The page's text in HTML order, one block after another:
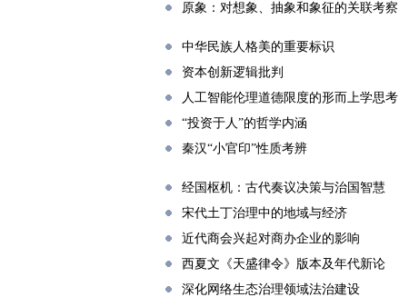
原象：对想象、抽象和象征的关联考察
中华民族人格美的重要标识
资本创新逻辑批判
人工智能伦理道德限度的形而上学思考
“投资于人”的哲学内涵
秦汉“小官印”性质考辨
经国枢机：古代奏议决策与治国智慧
宋代土丁治理中的地域与经济
近代商会兴起对商办企业的影响
西夏文《天盛律令》版本及年代新论
深化网络生态治理领域法治建设